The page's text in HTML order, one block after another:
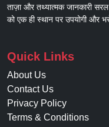
ताज़ा और तथ्यात्मक जानकारी सरल
को एक ही स्थान पर उपयोगी और
Quick Links
About Us
Contact Us
Privacy Policy
Terms & Conditions